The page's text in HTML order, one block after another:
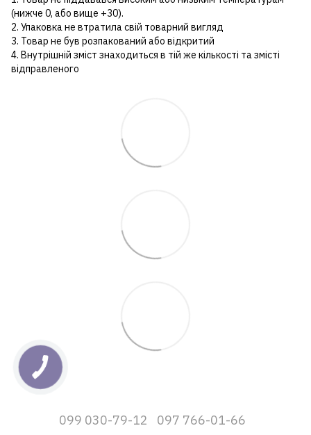
(нижче 0, або вище +30).
2. Упаковка не втратила свій товарний вигляд
3. Товар не був розпакований або відкритий
4. Внутрішній зміст знаходиться в тій же кількості та змісті
відправленого
099 030-79-12 097 766-01-66